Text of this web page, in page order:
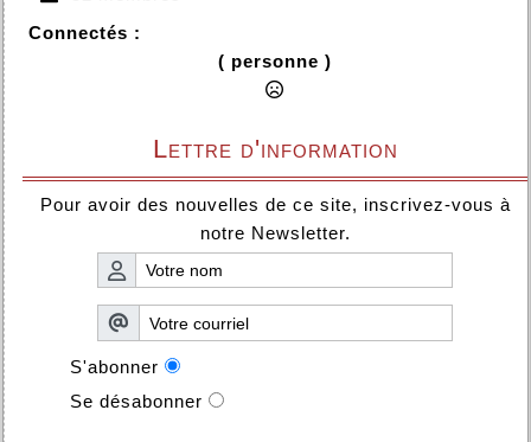
Connectés :
( personne )
Lettre d'information
Pour avoir des nouvelles de ce site, inscrivez-vous à
notre Newsletter.
S'abonner
Se désabonner